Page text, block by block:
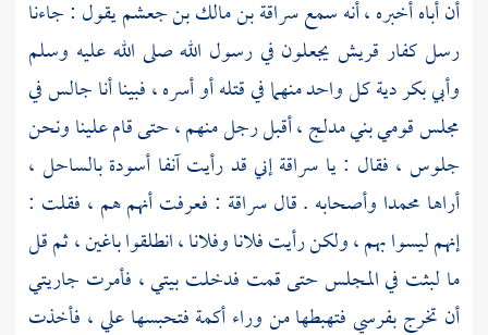
أن أباه أخبره ، أنه سمعسراقة بن مالك بن جعشميقول : جاءنا
رسل كفار قريش يجعلون في رسول الله صلى الله عليه وسلم
وأبي بكردية كل واحد منهما في قتله أو أسره ، فبينا أنا جالس في
مجلس قوميبني مدلج ،أقبل رجل منهم ، حتى قام علينا ونحن
جلوس ، فقال : يا سراقةإني قد رأيت آنفا أسودة بالساحل ،
أراها محمدا وأصحابه . قالسراقة : فعرفت أنهم هم ، فقلت :
إنهم ليسوا بهم ، ولكن رأيت فلانا وفلانا ، انطلقوا باغين ، ثم قل
ما لبثت في المجلس حتى قمت فدخلت بيتي ، فأمرت جاريتي
أن تخرج بفرسي فتهبطها من وراء أكمة فتحبسها علي ، فأخذت